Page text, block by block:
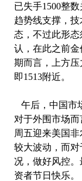
已失手1500整
趋势线支撑，
态，不过此形
认，在此之前金
期而言，上方压
即1513附近。
午后，中国市
对于外围市场
周五迎来美国
较大波动，而
况，做好风控
资者节日快乐。